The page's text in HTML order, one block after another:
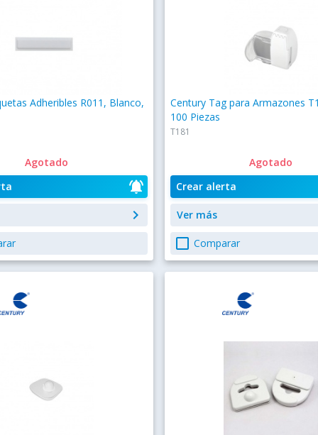
Adheribles R011, Blanco,
Agotado
notifications_active
keyboard_arrow_right
Century Tag para Armazones
100 Piezas
T181
Agotado
Crear alerta
Ver más
check_box_outline_blank Comparar